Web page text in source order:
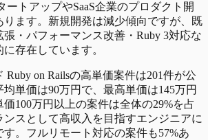
ートアップやSaaS企業のプロダクト開
ります。新規開発は減少傾向ですが、既
・パフォーマンス改善・Ruby 3対応な
存在しています。
Ruby on Railsの高単価案件は201件が公
単価は90万円で、最高単価は145万円
100万円以上の案件は全体の29%を占
スとして高収入を目指すエンジニアに
。フルリモート対応の案件も57%あ